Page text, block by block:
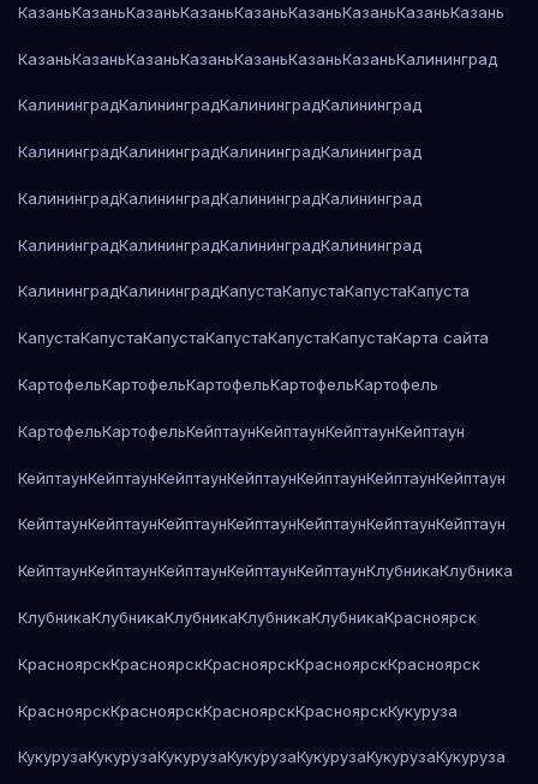
КазаньКазаньКазаньКазаньКазаньКазаньКазаньКазаньКазань
КазаньКазаньКазаньКазаньКазаньКазаньКазаньКалининград
КалининградКалининградКалининградКалининград
КалининградКалининградКалининградКалининград
КалининградКалининградКалининградКалининград
КалининградКалининградКалининградКалининград
КалининградКалининградКапустаКапустаКапустаКапуста
КапустаКапустаКапустаКапустаКапустаКапустаКарта сайта
КартофельКартофельКартофельКартофельКартофель
КартофельКартофельКейптаунКейптаунКейптаунКейптаун
КейптаунКейптаунКейптаунКейптаунКейптаунКейптаунКейптаун
КейптаунКейптаунКейптаунКейптаунКейптаунКейптаунКейптаун
КейптаунКейптаунКейптаунКейптаунКейптаунКлубникаКлубника
КлубникаКлубникаКлубникаКлубникаКлубникаКрасноярск
КрасноярскКрасноярскКрасноярскКрасноярскКрасноярск
КрасноярскКрасноярскКрасноярскКрасноярскКукуруза
КукурузаКукурузаКукурузаКукурузаКукурузаКукурузаКукуруза